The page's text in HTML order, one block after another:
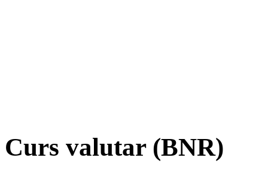
Curs valutar (BNR)